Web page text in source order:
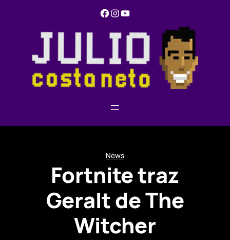
Facebook Instagram YouTube
News
Fortnite traz
Geralt de The
Witcher